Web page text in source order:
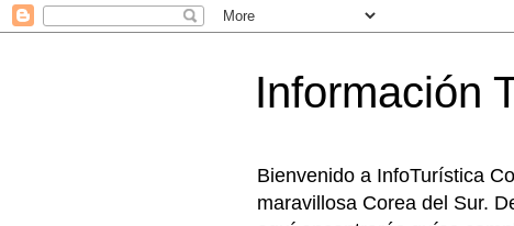
Información
Bienvenido a InfoTurística
maravillosa Corea del Sur.